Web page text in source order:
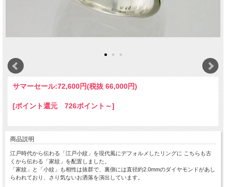
サマーセール:72,600円(税抜 66,000円)
[ポイント還元 726ポイント～]
商品説明
江戸時代から伝わる「江戸小紋」を現代風にデフォルメしたリングに こちらも古
くから伝わる「家紋」を配置しました。
「家紋」と「小紋」も相性は抜群で、裏側には直径約2.0mmのダイヤモンドがあし
らわれており、さり気ないお洒落を演出しています。